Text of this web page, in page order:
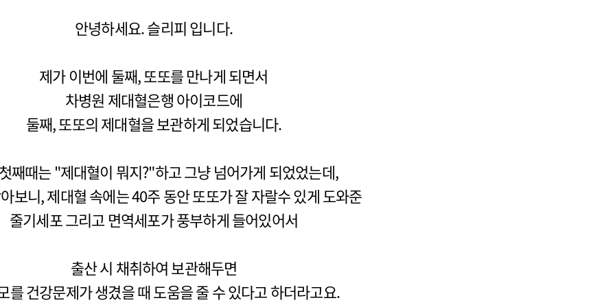
안녕하세요. 슬리피 입니다.
제가 이번에 둘째, 또또를 만나게 되면서
차병원 제대혈은행 아이코드에
둘째, 또또의 제대혈을 보관하게 되었습니다.
째때는 "제대혈이 뭐지?"하고 그냥 넘어가게 되었었는데,
보니, 제대혈 속에는 40주 동안 또또가 잘 자랄수 있게 도와준
줄기세포 그리고 면역세포가 풍부하게 들어있어서
출산 시 채취하여 보관해두면
를 건강문제가 생겼을 때 도움을 줄 수 있다고 하더라고요.